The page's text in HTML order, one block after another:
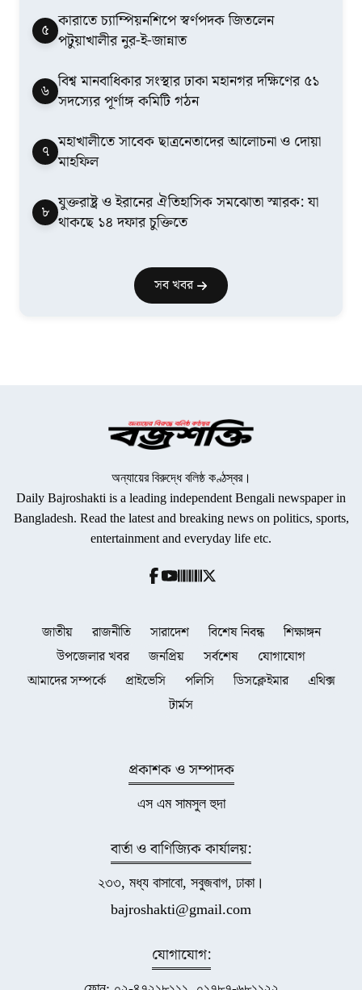
৫ কারাতে চ্যাম্পিয়নশিপে স্বর্ণপদক জিতলেন
পটুয়াখালীর নুর-ই-জান্নাত
৬ বিশ্ব মানবাধিকার সংস্থার ঢাকা মহানগর দক্ষিণের ৫১
সদস্যের পূর্ণাঙ্গ কমিটি গঠন
৭ মহাখালীতে সাবেক ছাত্রনেতাদের আলোচনা ও দোয়া
মাহফিল
৮ যুক্তরাষ্ট্র ও ইরানের ঐতিহাসিক সমঝোতা স্মারক: যা
থাকছে ১৪ দফার চুক্তিতে
সব খবর
অন্যায়ের বিরুদ্ধে বলিষ্ঠ কণ্ঠস্বর।
Daily Bajroshakti is a leading independent Bengali newspaper in
Bangladesh. Read the latest and breaking news on politics, sports,
entertainment and everyday life etc.
জাতীয় রাজনীতি সারাদেশ বিশেষ নিবন্ধ
শিক্ষাঙ্গন
উপজেলার খবর
জনপ্রিয় সর্বশেষ
যোগাযোগ
আমাদের সম্পর্কে
প্রাইভেসি পলিসি ডিসক্লেইমার
এথিক্স
টার্মস
প্রকাশক ও সম্পাদক
এস এম সামসুল হুদা
বার্তা ও বাণিজ্যিক কার্যালয়:
২৩৩, মধ্য বাসাবো, সবুজবাগ, ঢাকা।
bajroshakti@gmail.com
যোগাযোগ: